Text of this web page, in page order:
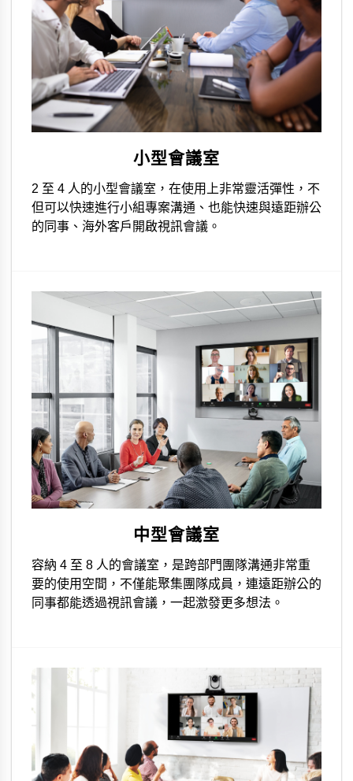
小型會議室
2 至 4 人的小型會議室，在使用上非常靈活彈性，不
但可以快速進行小組專案溝通、也能快速與遠距辦公
的同事、海外客戶開啟視訊會議。
中型會議室
容納 4 至 8 人的會議室，是跨部門團隊溝通非常重
要的使用空間，不僅能聚集團隊成員，連遠距辦公的
同事都能透過視訊會議，一起激發更多想法。